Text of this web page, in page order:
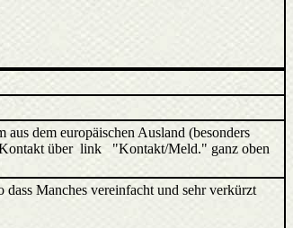
dem europäischen Ausland (besonders
Kontakt über link "Kontakt/Meld." ganz oben
dass Manches vereinfacht und sehr verkürzt